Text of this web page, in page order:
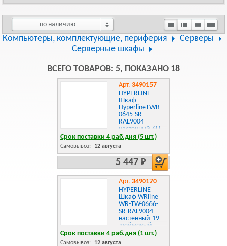
по наличию
Компьютеры, комплектующие, периферия
Серверы
Серверные шкафы
ВСЕГО ТОВАРОВ: 5, ПОКАЗАНО 18
Арт. 3490157
HYPERLINE
Шкаф
HyperlineTWB-
0645-SR-
RAL9004
настенный 6U,
367x600х450мм,
металлическая
передняя
дверь с
замком, две
панели, цвет
черный
Срок поставки 4 раб.дня (5 шт.)
Самовывоз: 12 августа
5 447 Р
Арт. 3490170
HYPERLINE
Шкаф WRline
WR-TW-0666-
SR-RAL9004
настенный 19-
дюймовый
Срок поставки 4 раб.дня (1 шт.)
Самовывоз: 12 августа